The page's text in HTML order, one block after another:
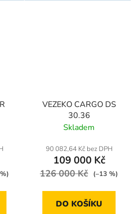
VEZEKO CARGO DS
30.36
Skladem
90 082,64 Kč bez DPH
109 000 Kč
126 000 Kč (–13 %)
DO KOŠÍKU